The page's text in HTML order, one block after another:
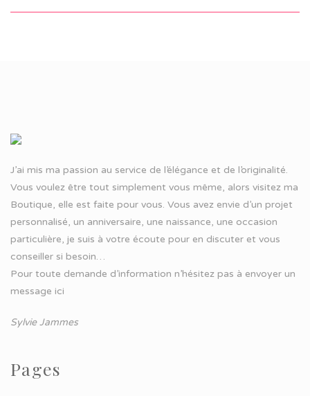
J’ai mis ma passion au service de l’élégance et de l’originalité.
Vous voulez être tout simplement vous même, alors visitez ma
Boutique, elle est faite pour vous. Vous avez envie d’un projet
personnalisé, un anniversaire, une naissance, une occasion
particulière, je suis à votre écoute pour en discuter et vous
conseiller si besoin…
Pour toute demande d’information n’hésitez pas à envoyer un
message ici
Sylvie Jammes
Pages